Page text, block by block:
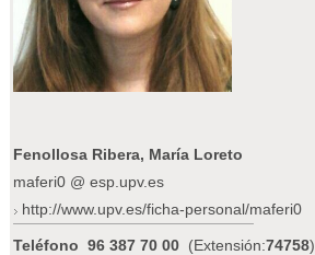
Fenollosa Ribera, María Loreto
maferi0 @ esp.upv.es
http://www.upv.es/ficha-personal/maferi0
Teléfono 96 387 70 00(Extensión:74758)